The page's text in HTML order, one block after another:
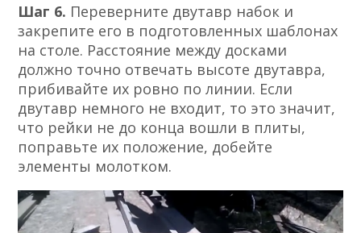
Шаг 6. Переверните двутавр набок и
закрепите его в подготовленных шаблонах
на столе. Расстояние между досками
должно точно отвечать высоте двутавра,
прибивайте их ровно по линии. Если
двутавр немного не входит, то это значит,
что рейки не до конца вошли в плиты,
поправьте их положение, добейте
элементы молотком.